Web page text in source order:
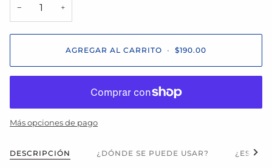
− +
AGREGAR AL CARRITO • $190.00
Más opciones de pago
DESCRIPCIÓN ¿DÓNDE SE PUEDE USAR? ¿ESVer